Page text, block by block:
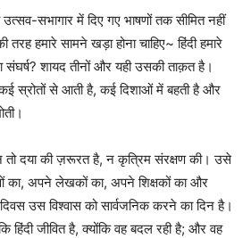
उत्सव-सभागार में दिए गए भाषणों तक सीमित नहीं
तरह हमारे सामने खड़ा होना चाहिए~ हिंदी हमारे
संघर्ष? शायद तीनों और यही उसकी ताक़त है।
स्रोतों से आती है, कई दिशाओं में बहती है और
तो दया की ज़रूरत है, न कृत्रिम संरक्षण की। उसे
का, अपने लेखकों का, अपने शिक्षकों का और
उस विश्वास को सार्वजनिक करने का दिन है।
हिंदी जीवित है, क्योंकि वह बदल रही है; और वह